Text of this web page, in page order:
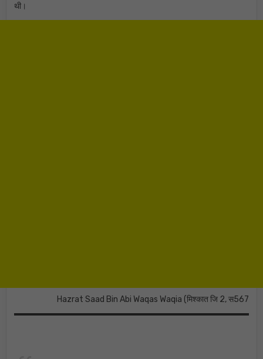
थी।
Hazrat Saad Bin Abi Waqas Waqia (मिश्कात जि 2, स567